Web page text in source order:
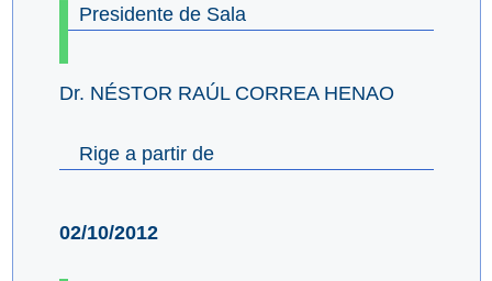
Presidente de Sala
Dr. NÉSTOR RAÚL CORREA HENAO
Rige a partir de
02/10/2012